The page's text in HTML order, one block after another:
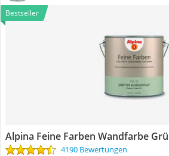
Bestseller
Alpina Feine Farben Wandfarbe
4190 Bewertungen